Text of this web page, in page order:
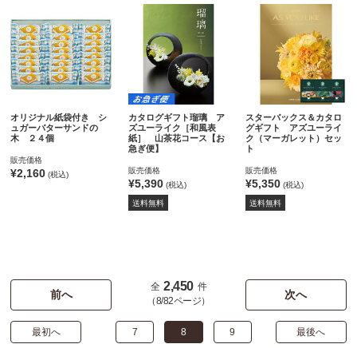
オリジナル紙袋付き シ
ュガーバターサンドの
木 ２４個
販売価格
¥2,160 (税込)
カタログギフト瑠璃 ア
ズユーライク［和風表
紙］ 山茶花コース【お
急ぎ便】
販売価格
¥5,390(税込)
送料無料
スターバックス＆カタロ
グギフト アズユーライ
ク（マーガレット）セッ
ト
販売価格
¥5,350 (税込)
送料無料
前へ 次へ
全 2,450 件
（8/82ページ）
最初へ 7 8 9 最後へ